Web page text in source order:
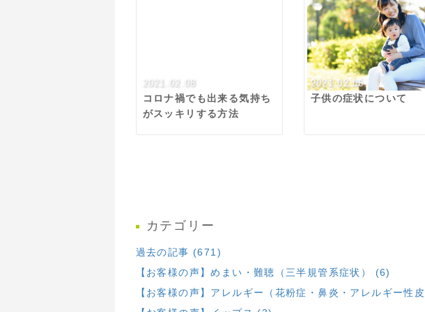
2021.02.08
コロナ禍でも出来る気持ち
がスッキリする方法
2021.02.06
子供の症状について
カテゴリー
過去の記事 (671)
【お客様の声】めまい・難聴（三半規管系症状） (6)
【お客様の声】アレルギー（花粉症・鼻炎・アレルギー性